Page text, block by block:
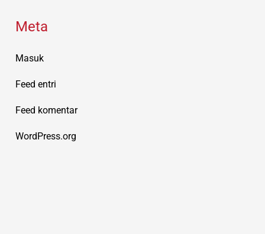
Meta
Masuk
Feed entri
Feed komentar
WordPress.org